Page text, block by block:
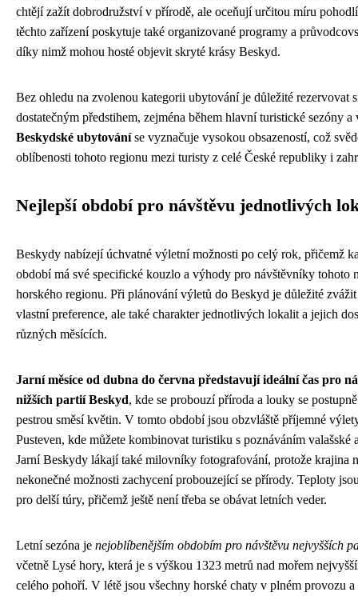
chtějí zažít dobrodružství v přírodě, ale oceňují určitou míru
těchto zařízení poskytuje také organizované programy a
díky nimž mohou hosté objevit skryté krásy Beskyd.
Bez ohledu na zvolenou kategorii ubytování je důležité rezervovat
dostatečným předstihem, zejména během hlavní turistické sezóny a
Beskydské ubytováníse vyznačuje vysokou obsazeností, což
oblíbenosti tohoto regionu mezi turisty z celé České republiky i
Nejlepší období pro návštěvu jednotlivých
Beskydy nabízejí úchvatné výletní možnosti po celý rok, přičemž
období má své specifické kouzlo a výhody pro návštěvníky tohoto
horského regionu. Při plánování výletů do Beskyd je důležité
vlastní preference, ale také charakter jednotlivých lokalit a jejich
různých měsících.
Jarní měsíce od dubna do června představují ideální čas pro
nižších partií Beskyd, kde se probouzí příroda a louky se
pestrou směsí květin. V tomto období jsou obzvláště příjemné
Pusteven, kde můžete kombinovat turistiku s poznáváním valašské
Jarní Beskydy lákají také milovníky fotografování, protože krajina
nekonečné možnosti zachycení probouzející se přírody. Teploty
pro delší túry, přičemž ještě není třeba se obávat letních veder.
Letní sezóna je nejoblíbenějším obdobím pro návštěvu nejvyšších
včetně Lysé hory, která je s výškou 1323 metrů nad mořem
celého pohoří. V létě jsou všechny horské chaty v plném provozu